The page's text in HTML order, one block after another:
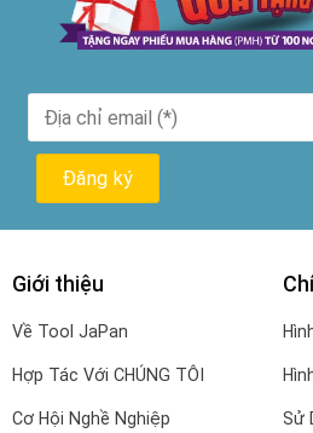
Giới thiệu
Về Tool JaPan
Hợp Tác Với CHÚNG TÔI
Cơ Hội Nghề Nghiệp Sử